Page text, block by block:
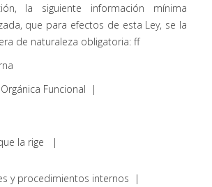
la siguiente información mínima
que para efectos de esta Ley, se la
de naturaleza obligatoria: ff
Funcional |
la rige |
y procedimientos internos |